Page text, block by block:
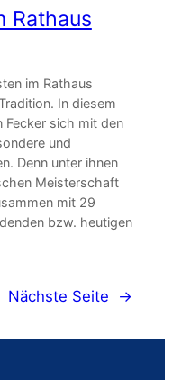
Rathaus
im Rathaus
In diesem
Fecker sich mit den
und
Denn unter ihnen
Meisterschaft
mit 29
bzw. heutigen
Nächste Seite →